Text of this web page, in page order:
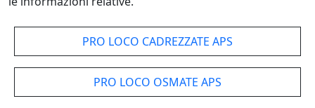
PRO LOCO CADREZZATE APS
PRO LOCO OSMATE APS